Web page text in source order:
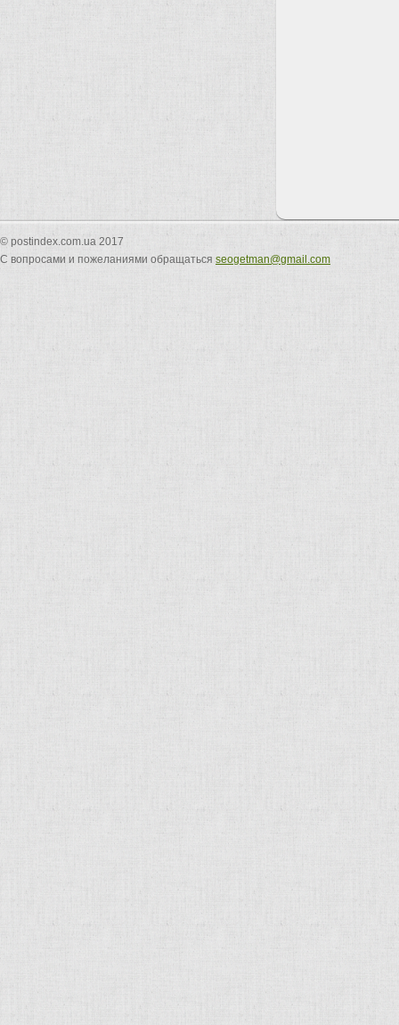
© postindex.com.ua 2017
С вопросами и пожеланиями обращаться seogetman@gmail.com